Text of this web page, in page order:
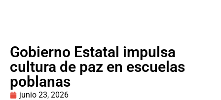
Gobierno Estatal impulsa
cultura de paz en escuelas
poblanas
junio 23, 2026